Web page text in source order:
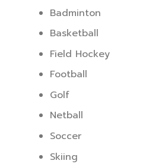
Badminton
Basketball
Field Hockey
Football
Golf
Netball
Soccer
Skiing